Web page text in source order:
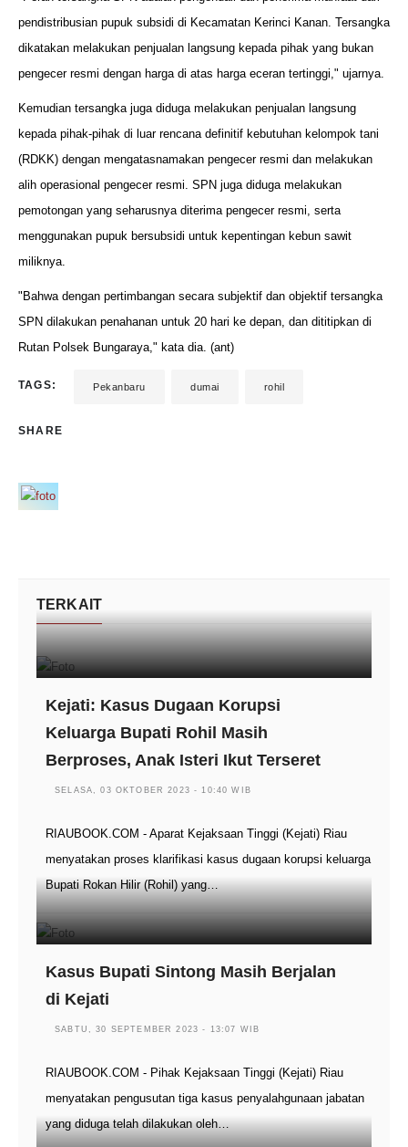
pendistribusian pupuk subsidi di Kecamatan Kerinci Kanan. Tersangka
dikatakan melakukan penjualan langsung kepada pihak yang bukan
pengecer resmi dengan harga di atas harga eceran tertinggi," ujarnya.
Kemudian tersangka juga diduga melakukan penjualan langsung
kepada pihak-pihak di luar rencana definitif kebutuhan kelompok tani
(RDKK) dengan mengatasnamakan pengecer resmi dan melakukan
alih operasional pengecer resmi. SPN juga diduga melakukan
pemotongan yang seharusnya diterima pengecer resmi, serta
menggunakan pupuk bersubsidi untuk kepentingan kebun sawit
miliknya.
"Bahwa dengan pertimbangan secara subjektif dan objektif tersangka
SPN dilakukan penahanan untuk 20 hari ke depan, dan dititipkan di
Rutan Polsek Bungaraya," kata dia. (ant)
TAGS: Pekanbaru dumai rohil
SHARE
TERKAIT
Kejati: Kasus Dugaan Korupsi
Keluarga Bupati Rohil Masih
Berproses, Anak Isteri Ikut Terseret
SELASA, 03 OKTOBER 2023 - 10:40 WIB
RIAUBOOK.COM - Aparat Kejaksaan Tinggi (Kejati) Riau
menyatakan proses klarifikasi kasus dugaan korupsi keluarga
Bupati Rokan Hilir (Rohil) yang…
Kasus Bupati Sintong Masih Berjalan
di Kejati
SABTU, 30 SEPTEMBER 2023 - 13:07 WIB
RIAUBOOK.COM - Pihak Kejaksaan Tinggi (Kejati) Riau
menyatakan pengusutan tiga kasus penyalahgunaan jabatan
yang diduga telah dilakukan oleh…